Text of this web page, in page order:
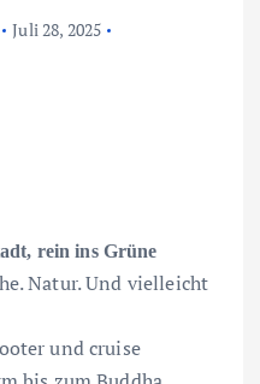
Juli 28, 2025
rein ins Grüne
Natur. Und vielleicht
und cruise